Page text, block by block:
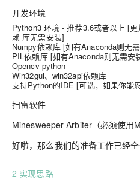
开发环境
Python3 环境 - 推荐3.6或者以上 [
赖-库无需安装]
Numpy依赖库 [如有Anaconda则无
PIL依赖库 [如有Anaconda则无需安
Opencv-python
Win32gui、win32api依赖库
支持Python的IDE [可选，如果你能
扫雷软件
Minesweeper Arbiter（必须使用
好啦，那么我们的准备工作已经
2 实现思路